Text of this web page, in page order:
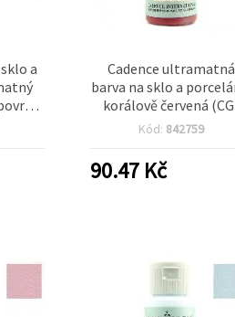
a
a
Cadence ultramatná
barva na sklo a
korálově červená
1357), 59 ml | Kreativní
keramiku pro DIY
dekorace
Kód: 842759
90.47 Kč